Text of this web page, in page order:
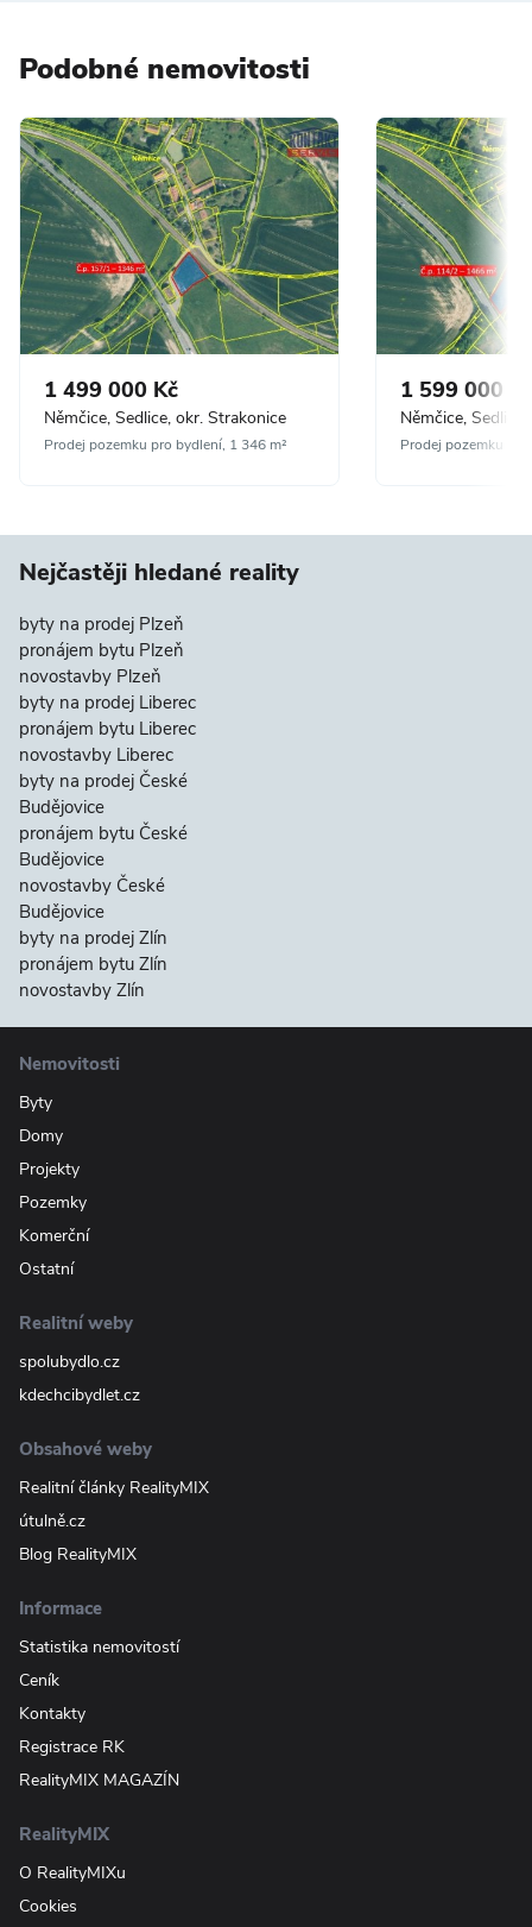
Podobné nemovitosti
1 499 000 Kč
Němčice, Sedlice, okr. Strakonice
Prodej pozemku pro bydlení, 1 346 m²
1 599 000
Němčice,
Prodej pozemku
Nejčastěji hledané reality
byty na prodej Plzeň
pronájem bytu Plzeň
novostavby Plzeň
byty na prodej Liberec
pronájem bytu Liberec
novostavby Liberec
byty na prodej České
Budějovice
pronájem bytu České
Budějovice
novostavby České
Budějovice
byty na prodej Zlín
pronájem bytu Zlín
novostavby Zlín
Nemovitosti
Byty
Domy
Projekty
Pozemky
Komerční
Ostatní
Realitní weby
spolubydlo.cz
kdechcibydlet.cz
Obsahové weby
Realitní články RealityMIX
útulně.cz
Blog RealityMIX
Informace
Statistika nemovitostí
Ceník
Kontakty
Registrace RK
RealityMIX MAGAZÍN
RealityMIX
O RealityMIXu
Cookies